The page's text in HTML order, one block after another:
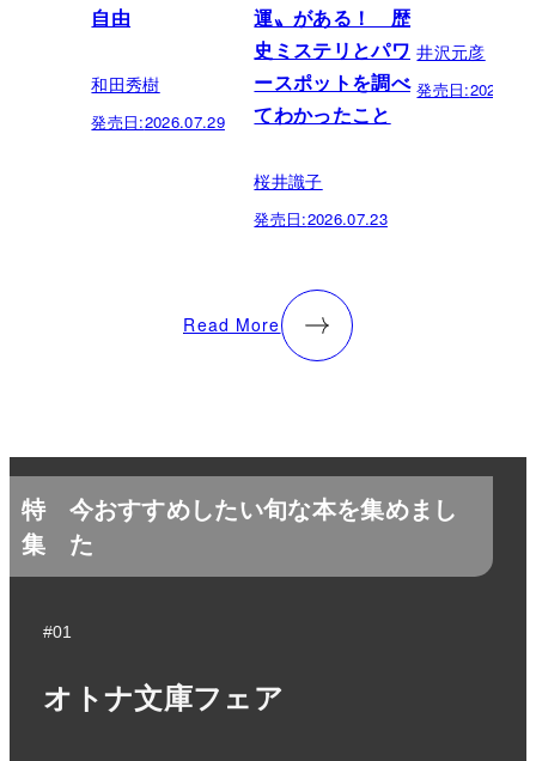
自由
和田秀樹
発売日:2026.07.29
運〟がある！ 歴
史ミステリとパワ
ースポットを調べ
てわかったこと
桜井識子
発売日:2026.07.23
井沢元彦
発売日:
Read More
特
集
今おすすめしたい旬な本を集めまし
た
#01
オトナ文庫フェア